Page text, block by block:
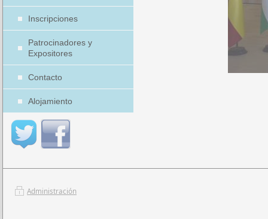
Inscripciones
Patrocinadores y
Expositores
Contacto
Alojamiento
Administración